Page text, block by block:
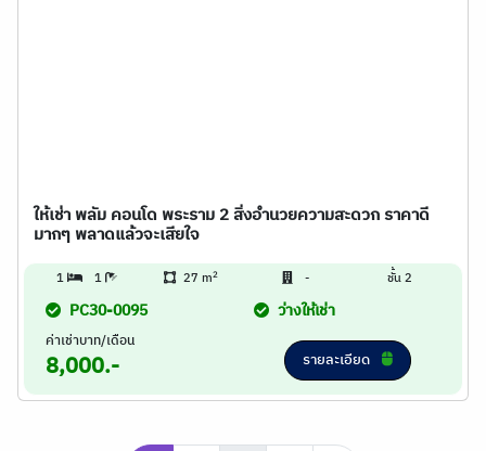
ให้เช่า พลัม คอนโด พระราม 2 สิ่งอำนวยความสะดวก ราคาดี
มากๆ พลาดแล้วจะเสียใจ
1 1 27 m2 - ชั้น 2
PC30-0095 ว่างให้เช่า
ค่าเช่าบาท/เดือน
8,000.- รายละเอียด